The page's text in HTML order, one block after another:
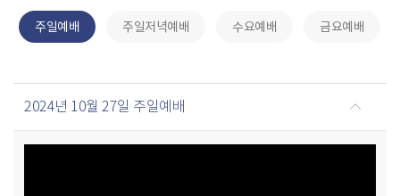
주일예배 주일저녁예배 수요예배 금요예배
2024년 10월 27일 주일예배